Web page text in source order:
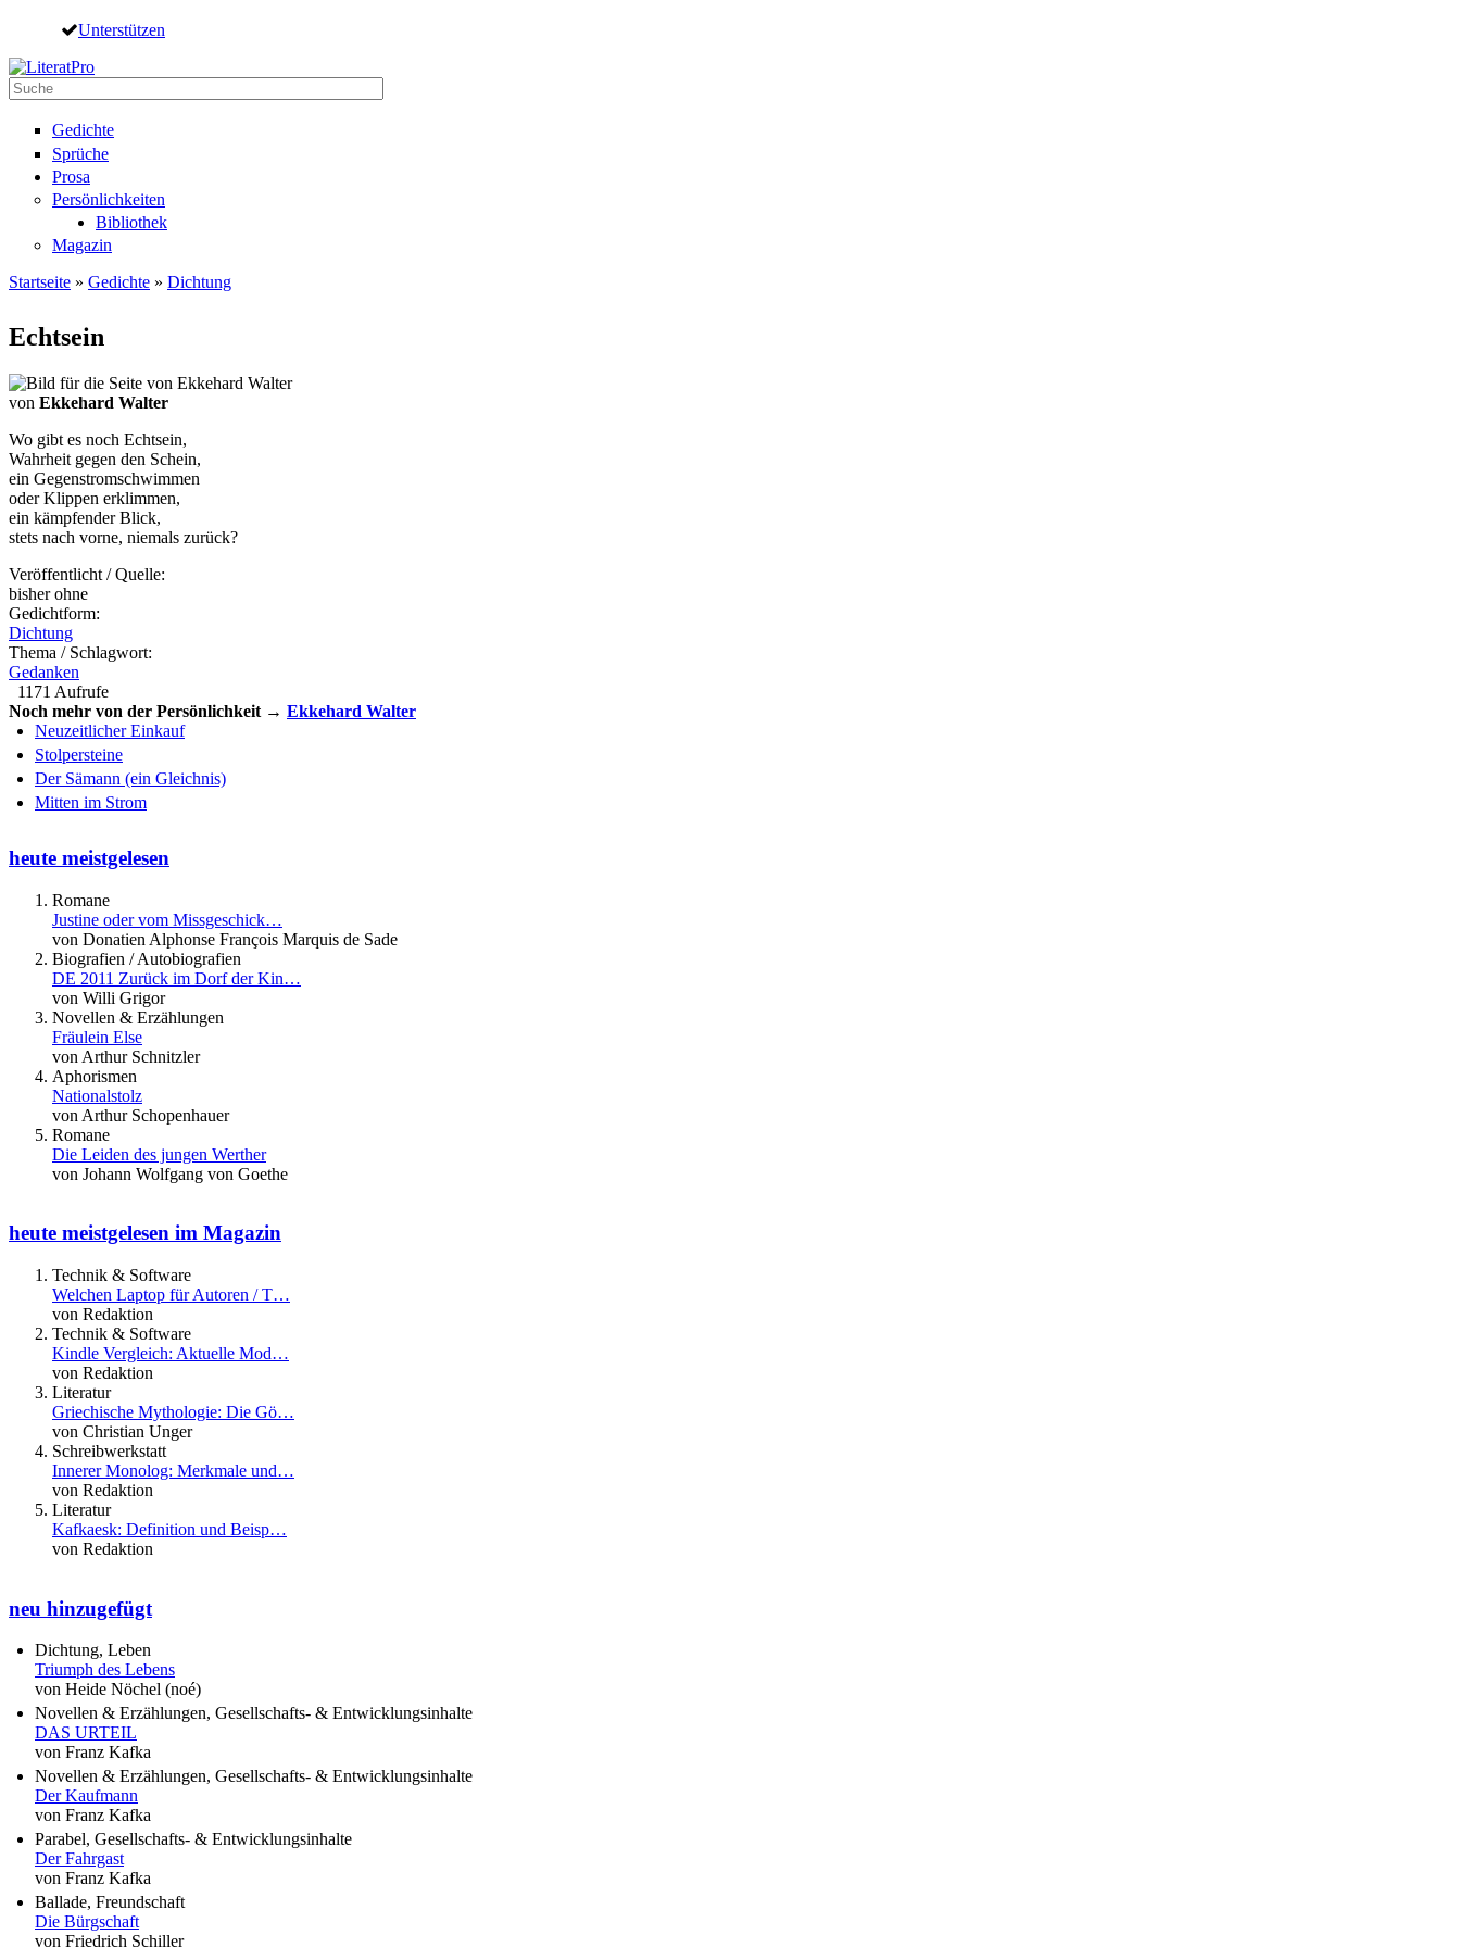
Direkt zum Inhalt
Unterstützen
Suche
Gedichte
Sprüche
Prosa
Persönlichkeiten
Bibliothek
Magazin
Startseite » Gedichte » Dichtung
Echtsein
von Ekkehard Walter
Wo gibt es noch Echtsein,
Wahrheit gegen den Schein,
ein Gegenstromschwimmen
oder Klippen erklimmen,
ein kämpfender Blick,
stets nach vorne, niemals zurück?
Veröffentlicht / Quelle:
bisher ohne
Gedichtform:
Dichtung
Thema / Schlagwort:
Gedanken
1171 Aufrufe
Noch mehr von der Persönlichkeit → Ekkehard Walter
Neuzeitlicher Einkauf
Stolpersteine
Der Sämann (ein Gleichnis)
Mitten im Strom
heute meistgelesen
Romane
Justine oder vom Missgeschick…
von Donatien Alphonse François Marquis de Sade
Biografien / Autobiografien
DE 2011 Zurück im Dorf der Kin…
von Willi Grigor
Novellen & Erzählungen
Fräulein Else
von Arthur Schnitzler
Aphorismen
Nationalstolz
von Arthur Schopenhauer
Romane
Die Leiden des jungen Werther
von Johann Wolfgang von Goethe
heute meistgelesen im Magazin
Technik & Software
Welchen Laptop für Autoren / T…
von Redaktion
Technik & Software
Kindle Vergleich: Aktuelle Mod…
von Redaktion
Literatur
Griechische Mythologie: Die Gö…
von Christian Unger
Schreibwerkstatt
Innerer Monolog: Merkmale und…
von Redaktion
Literatur
Kafkaesk: Definition und Beisp…
von Redaktion
neu hinzugefügt
Dichtung, Leben
Triumph des Lebens
von Heide Nöchel (noé)
Novellen & Erzählungen, Gesellschafts- & Entwicklungsinhalte
DAS URTEIL
von Franz Kafka
Novellen & Erzählungen, Gesellschafts- & Entwicklungsinhalte
Der Kaufmann
von Franz Kafka
Parabel, Gesellschafts- & Entwicklungsinhalte
Der Fahrgast
von Franz Kafka
Ballade, Freundschaft
Die Bürgschaft
von Friedrich Schiller